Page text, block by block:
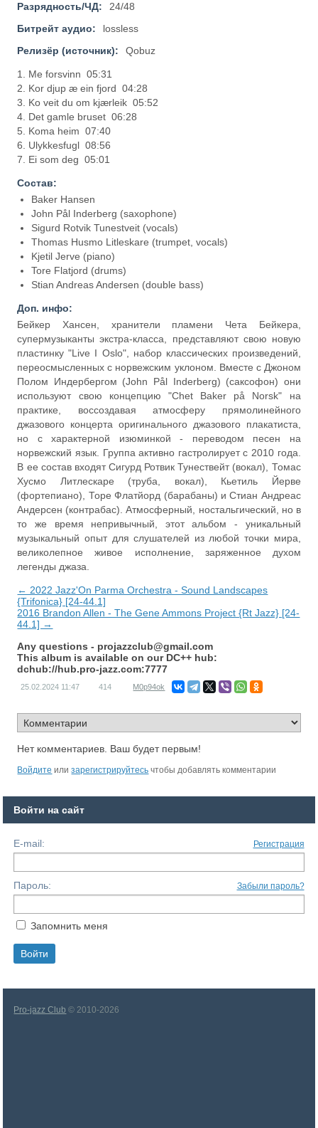
Разрядность/ЧД:
24/48
Битрейт аудио:
lossless
Релизёр (источник):
Qobuz
1. Me forsvinn 05:31
2. Kor djup æ ein fjord 04:28
3. Ko veit du om kjærleik 05:52
4. Det gamle bruset 06:28
5. Koma heim 07:40
6. Ulykkesfugl 08:56
7. Ei som deg 05:01
Состав:
Baker Hansen
John Pål Inderberg (saxophone)
Sigurd Rotvik Tunestveit (vocals)
Thomas Husmo Litleskare (trumpet, vocals)
Kjetil Jerve (piano)
Tore Flatjord (drums)
Stian Andreas Andersen (double bass)
Доп. инфо:
Бейкер Хансен, хранители пламени Чета Бейкера,
супермузыканты экстра-класса, представляют свою новую
пластинку "Live I Oslo", набор классических произведений,
переосмысленных с норвежским уклоном. Вместе с Джоном
Полом Индербергом (John Pål Inderberg) (саксофон) они
используют свою концепцию "Chet Baker på Norsk" на
практике, воссоздавая атмосферу прямолинейного
джазового концерта оригинального джазового плакатиста,
но с характерной изюминкой - переводом песен на
норвежский язык. Группа активно гастролирует с 2010 года.
В ее состав входят Сигурд Ротвик Тунествейт (вокал), Томас
Хусмо Литлескаре (труба, вокал), Кьетиль Йерве
(фортепиано), Торе Флатйорд (барабаны) и Стиан Андреас
Андерсен (контрабас). Атмосферный, ностальгический, но в
то же время непривычный, этот альбом - уникальный
музыкальный опыт для слушателей из любой точки мира,
великолепное живое исполнение, заряженное духом
легенды джаза.
← 2022 Jazz'On Parma Orchestra - Sound Landscapes
{Trifonica} [24-44.1]
2016 Brandon Allen - The Gene Ammons Project {Rt Jazz} [24-
44.1] →
Any questions - projazzclub@gmail.com
This album is available on our DC++ hub:
dchub://hub.pro-jazz.com:7777
25.02.2024 11:47 414 M0p94ok
Нет комментариев. Ваш будет первым!
Войдите илизарегистрируйтесь чтобы добавлять комментарии
Войти на сайт
E-mail: Регистрация
Пароль: Забыли пароль?
Запомнить меня
Pro-jazz Club © 2010-2026